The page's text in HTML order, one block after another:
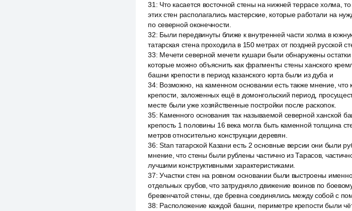
31 : Что касается восточной стены на нижней террасе холма,
этих стен располагались мастерские, которые работали на
по северной оконечности.
32: Были передвинуты ближе к внутренней части холма в
татарская стена проходила в 150 метрах от поздней русской
33: Мечети северной мечети кушари были обнаружены остатки
которые можно объяснить как фрагменты стены ханского
башни крепости в период казанского юрта были из дуба и
34: Возможно, на каменном основании есть также мнение, что
крепости, заложенных ещё в домонгольский период,
месте были уже хозяйственные постройки после раскопок.
35: Каменного основания так называемой северной ханской
крепость 1 половины 16 века могла быть каменной толщина
метров относительно конструкции деревян.
36:Stan татарской Казани есть 2 основные версии они были
мнение, что стены были рублены частично из Тарасов,
лучшими конструктивными характеристиками.
37:Участки стен на ровном основании были выстроены
отдельных срубов, что затрудняло движение воинов по
бревенчатой стены, где бревна соединялись между собой с
38: Расположение каждой башни, периметре крепости были